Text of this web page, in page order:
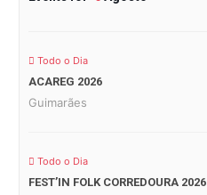
Todo o Dia
ACAREG 2026
Guimarães
Todo o Dia
FEST’IN FOLK CORREDOURA 2026